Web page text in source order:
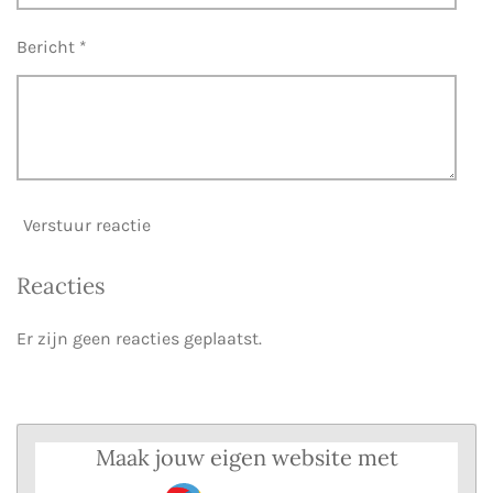
Bericht *
Verstuur reactie
Reacties
Er zijn geen reacties geplaatst.
Maak jouw eigen website met
JouwWeb